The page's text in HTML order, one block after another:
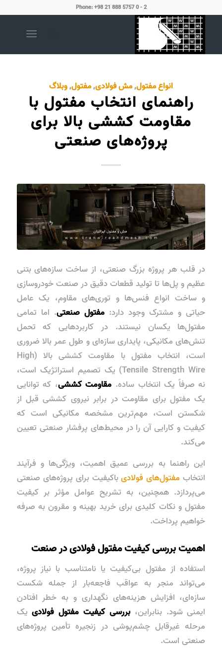
Phone: +98 21 888 5757 0 - 2
انواع مفتول,مش فولادی,مفتول,وبلاگ
راهنمای انتخاب مفتول با
مقاومت کششی بالا برای
پروژه‌های صنعتی
در قلب هر پروژه بزرگ صنعتی، از ساخت سازه‌های بتنی
عظیم و پل‌ها تا تولید قطعات دقیق در صنعت خودروسازی
و ساخت انواع فنس‌ها و توری‌های مقاوم، یک عامل
حیاتی و مشترک وجود دارد:مفتول صنعتی. اما تمامی
مفتول‌ها یکسان نیستند. در کاربردهایی که تحمل
تنش‌های مکانیکی، پایداری سازه‌ای و طول عمر بالا ضروری
است، انتخاب مفتول با مقاومت کششی بالا
(High
Tensile Strength Wire) یک تصمیم استراتژیک است،
نه صرفاً یک انتخاب ساده. مقاومت کششی، که توانایی
یک مفتول برای مقاومت در برابر نیروی کششی قبل از
شکستن است، مهم‌ترین مشخصه مکانیکی است که
کیفیت و کارایی آن را در محیط‌های پرفشار صنعتی تعیین
می‌کند.
این راهنما به بررسی عمیق اهمیت، ویژگی‌ها و فرآیند
انتخاب مفتول‌های فولادیباکیفیت برای پروژه‌های صنعتی
می‌پردازد. همچنین، به تشریح عوامل مؤثر بر کیفیت
مفتول و نکات کلیدی برای خرید بهینه و مقرون به صرفه
خواهیم پرداخت.
اهمیت بررسی کیفیت مفتول فولادی در صنعت
استفاده از مفتول بی‌کیفیت یا نامتناسب با نیاز پروژه،
می‌تواند منجر به عواقب فاجعه‌بار از جمله شکست
سازه‌ای، افزایش هزینه‌های نگهداری و به خطر افتادن
ایمنی شود. بنابراین،بررسی کیفیت مفتول فولادییک
مرحله غیرقابل چشم‌پوشی در زنجیره تأمین پروژه‌های
صنعتی است.